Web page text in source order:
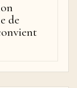
de